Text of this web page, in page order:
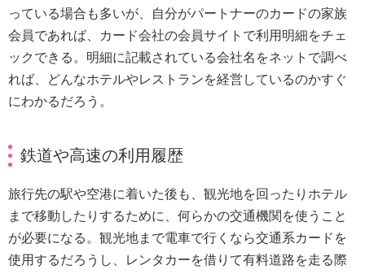
っている場合も多いが、自分がパートナーのカードの家族
会員であれば、カード会社の会員サイトで利用明細をチェ
ックできる。明細に記載されている会社名をネットで調べ
れば、どんなホテルやレストランを経営しているのかすぐ
にわかるだろう。
鉄道や高速の利用履歴
旅行先の駅や空港に着いた後も、観光地を回ったりホテル
まで移動したりするために、何らかの交通機関を使うこと
が必要になる。観光地まで電車で行くなら交通系カードを
使用するだろうし、レンタカーを借りて有料道路を走る際